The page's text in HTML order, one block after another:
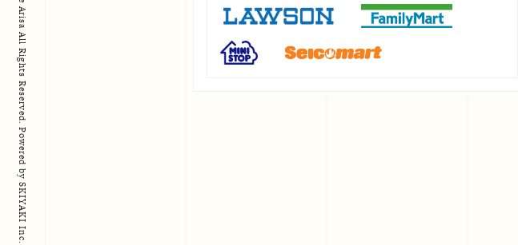
Powered by
SKIYAKI Inc.